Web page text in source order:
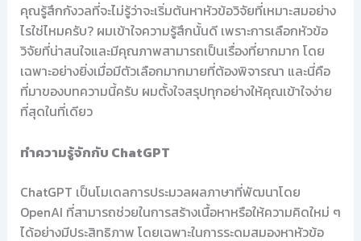
คุณรู้สึกกังวลที่จะไม่รู้ว่าจะเริ่มต้นหาหัวข้อวิจัยที่เหมาะสมอย่าง
ไรใช่ไหมครับ? ผมเข้าใจความรู้สึกนั้นดี เพราะการเลือกหัวข้อ
วิจัยที่น่าสนใจและมีคุณภาพสามารถเป็นเรื่องที่ยากมาก โดย
เฉพาะอย่างยิ่งเมื่อมีตัวเลือกมากมายที่ต้องพิจารณา และนี่คือ
ที่มาของบทความนี้ครับ ผมตั้งใจสรุปทุกอย่างให้คุณเข้าใจง่าย
ที่สุดในที่เดียว
ทำความรู้จักกับ ChatGPT
ChatGPT เป็นโมเดลการประมวลผลภาษาที่พัฒนาโดย
OpenAI ที่สามารถช่วยในการสร้างเนื้อหาหรือให้ความคิดใหม่ ๆ
ได้อย่างมีประสิทธิภาพ โดยเฉพาะในการระดมสมองหาหัวข้อ